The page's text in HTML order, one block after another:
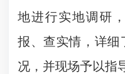
地进行实地调研
报、查实情，详细
况，并现场予以指